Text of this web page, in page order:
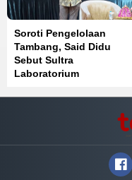
Soroti Pengelolaan
Tambang, Said Didu
Sebut Sultra
Laboratorium
UUD 1945